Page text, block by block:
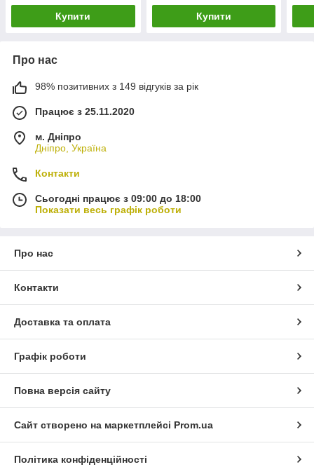
Купити Купити
Про нас
98% позитивних з 149 відгуків за рік
Працює з 25.11.2020
м. Дніпро
Дніпро, Україна
Контакти
Сьогодні працює з 09:00 до 18:00
Показати весь графік роботи
Про нас
Контакти
Доставка та оплата
Графік роботи
Повна версія сайту
Сайт створено на маркетплейсі Prom.ua
Політика конфіденційності